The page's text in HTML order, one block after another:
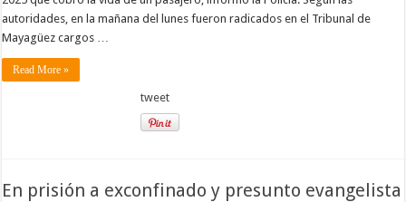
autoridades, en la mañana del lunes fueron radicados en el Tribunal de
Mayagüez cargos …
Read More »
tweet
En prisión a exconfinado y presunto evangelista